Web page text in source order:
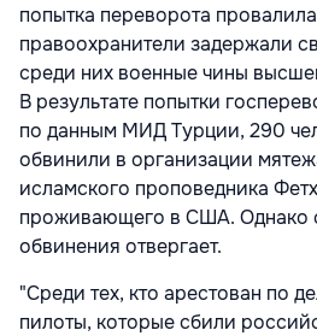
попытка переворота
правоохранители задержали
среди них военные чины
В результате попытки
по данным МИД Турции, 290
обвинили в организации
исламского проповедника
проживающего в США. Однако
обвинения отвергает.
"Среди тех, кто арестован по
пилоты, которые сбили